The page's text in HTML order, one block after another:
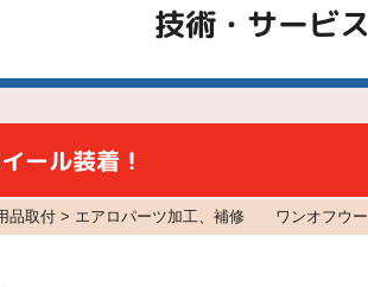
技術・サービス
ール装着！
取付 > エアロパーツ加工、補修 ワンオフウー